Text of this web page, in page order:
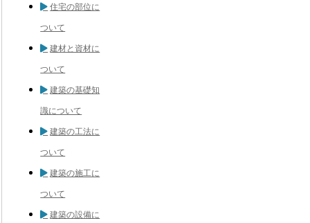
住宅の部位に
ついて
建材と資材に
ついて
建築の基礎知
識について
建築の工法に
ついて
建築の施工に
ついて
建築の設備に